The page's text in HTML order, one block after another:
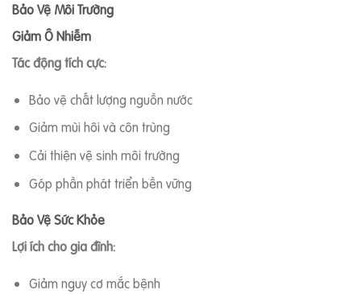
Bảo Vệ Môi Trường
Giảm Ô Nhiễm
Tác động tích cực:
Bảo vệ chất lượng nguồn nước
Giảm mùi hôi và côn trùng
Cải thiện vệ sinh môi trường
Góp phần phát triển bền vững
Bảo Vệ Sức Khỏe
Lợi ích cho gia đình:
Giảm nguy cơ mắc bệnh